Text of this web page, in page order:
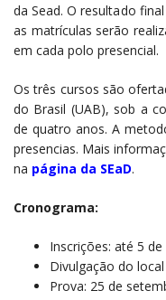
da Sead. O resultado
as matrículas serão
em cada polo presencial.
Os três cursos são
do Brasil (UAB), sob a
de quatro anos. A
presencias. Mais
na página da SEaD.
Cronograma:
Inscrições: até 5
Divulgação do
Prova: 25 de